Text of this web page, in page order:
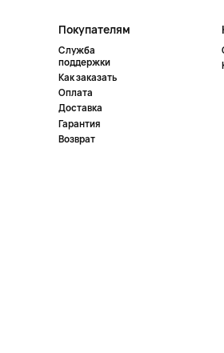
Покупателям
Служба
поддержки
Как заказать
Оплата
Доставка
Гарантия
Возврат